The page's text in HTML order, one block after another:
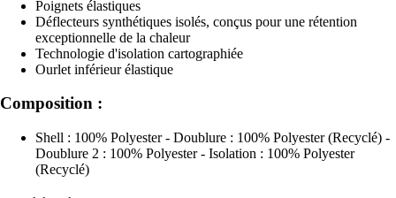
Poignets élastiques
Déflecteurs synthétiques isolés, conçus pour une rétention
exceptionnelle de la chaleur
Technologie d'isolation cartographiée
Ourlet inférieur élastique
Composition :
Shell : 100% Polyester - Doublure : 100% Polyester (Recyclé) -
Doublure 2 : 100% Polyester - Isolation : 100% Polyester
(Recyclé)